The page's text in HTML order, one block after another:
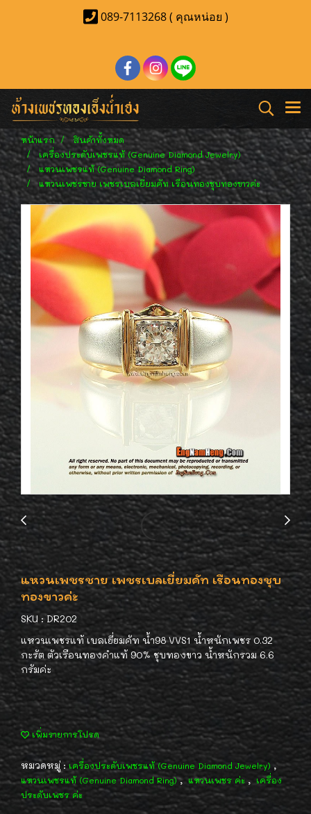
089-7113268 ( คุณหน่อย )
หน้าแรก
สินค้าทั้งหมด
เครื่องประดับเพชรแท้ (Genuine Diamond Jewelry)
แหวนเพชรแท้ (Genuine Diamond Ring)
แหวนเพชรชาย เพชรเบลเยี่ยมคัท เรือนทองชุบทองขาวค่ะ
แหวนเพชรชาย เพชรเบลเยี่ยมคัท เรือนทองชุบ
ทองขาวค่ะ
SKU : DR202
แหวนเพชรแท้ เบลเยี่ยมคัท น้ำ98 VVS1 น้ำหนักเพชร 0.32
กะรัต ตัวเรือนทองคำแท้ 90% ชุบทองขาว น้ำหนักรวม 6.6
กรัมค่ะ
เพิ่มรายการโปรด
หมวดหมู่ : เครื่องประดับเพชรแท้ (Genuine Diamond Jewelry) ,
แหวนเพชรแท้ (Genuine Diamond Ring), แหวนเพชร ค่ะ , เครื่อง
ประดับเพชร ค่ะ